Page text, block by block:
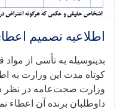
اطلاعیه تصمیم
بدینوسیله به تأسی از مواد
کوتاه‌ مدت این وزارت به
وزارت صحت‌عامه در نظر
داوطلبان برنده آن اعطاء